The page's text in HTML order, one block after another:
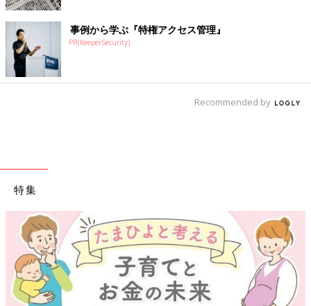
Q. うんちの回数が前と比べて減ってきました。便秘でしょ
うか？
A. 1カ月前後で回数が減ることが多く、治療は不要なことがほと
んどです。
く、おしりが切れて出血しておらず、哺乳がしっかりできて体重
が増えていれば問題ありません。
【どうすればいい？】
前述の「の」の字マッサージ、肛門刺激・浣腸を行いましょう。
これらのサポートは癖にはなりません。腹筋が発達すると自分で
排便できることがほとんどです。
事例から学ぶ『特権アクセス管理』
PR(KeeperSecurity)
Recommended by
特集